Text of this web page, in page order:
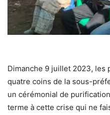
Dimanche 9 juillet 2023, les
quatre coins de la sous-
un cérémonial de
terme à cette crise qui ne